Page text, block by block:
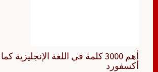
أهم 3000 كلمة في اللغة الإنجليزية
أكسفورد